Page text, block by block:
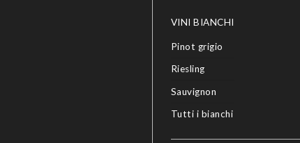
VINI BIANCHI
Pinot grigio
Riesling
Sauvignon
Tutti i bianchi